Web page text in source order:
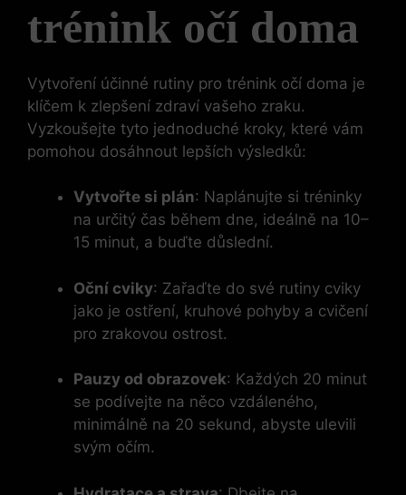
trénink očí doma
Vytvoření účinné rutiny pro trénink očí doma je
klíčem k zlepšení zdraví vašeho zraku.
Vyzkoušejte tyto jednoduché kroky, které vám
pomohou dosáhnout lepších výsledků:
Vytvořte si plán: Naplánujte si tréninky
na určitý čas během dne, ideálně na 10–
15 minut, a buďte důslední.
Oční cviky: Zařaďte do své rutiny cviky
jako je ostření, kruhové pohyby a cvičení
pro zrakovou ostrost.
Pauzy od obrazovek: Každých 20 minut
se podívejte na něco vzdáleného,
minimálně na 20 sekund, abyste ulevili
svým očím.